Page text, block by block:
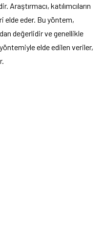
Araştırmacı, katılımcıların
elde eder. Bu yöntem,
değerlidir ve genellikle
elde edilen veriler,